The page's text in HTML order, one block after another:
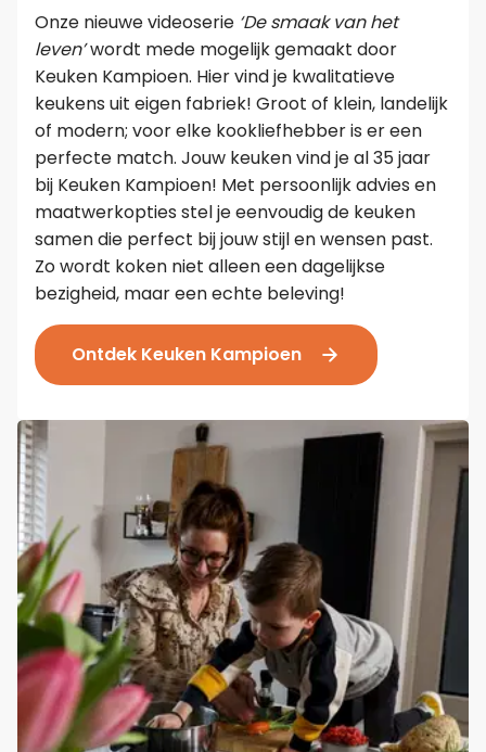
Onze nieuwe videoserie ‘De smaak van het
leven’wordt mede mogelijk gemaakt door
Keuken Kampioen. Hier vind je kwalitatieve
keukens uit eigen fabriek! Groot of klein, landelijk
of modern; voor elke kookliefhebber is er een
perfecte match. Jouw keuken vind je al 35 jaar
bij Keuken Kampioen! Met persoonlijk advies en
maatwerkopties stel je eenvoudig de keuken
samen die perfect bij jouw stijl en wensen past.
Zo wordt koken niet alleen een dagelijkse
bezigheid, maar een echte beleving!
Ontdek Keuken Kampioen